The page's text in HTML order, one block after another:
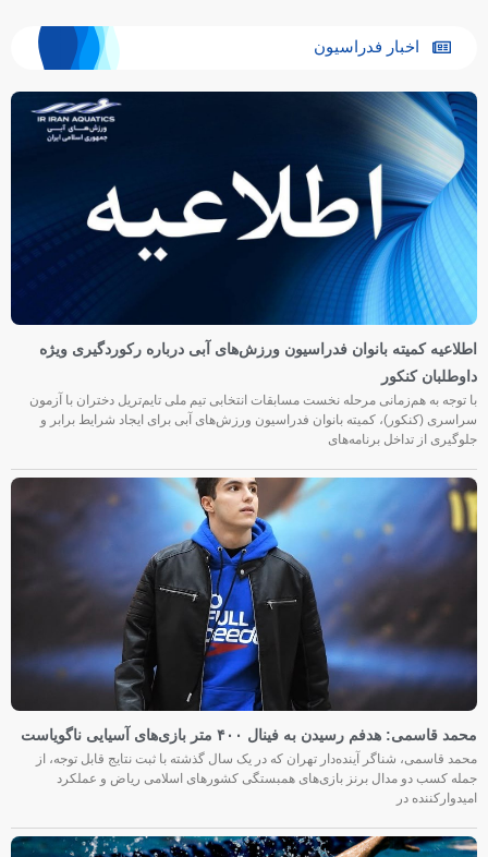
اخبار فدراسیون
اطلاعیه کمیته بانوان فدراسیون ورزش‌های آبی درباره رکوردگیری ویژه
داوطلبان کنکور
با توجه به هم‌زمانی مرحله نخست مسابقات انتخابی تیم ملی تایم‌تریل دختران با آزمون
سراسری (کنکور)، کمیته بانوان فدراسیون ورزش‌های آبی برای ایجاد شرایط برابر و
جلوگیری از تداخل برنامه‌های
محمد قاسمی: هدفم رسیدن به فینال ۴۰۰ متر بازی‌های آسیایی ناگویاست
محمد قاسمی، شناگر آینده‌دار تهران که در یک سال گذشته با ثبت نتایج قابل توجه، از
جمله کسب دو مدال برنز بازی‌های همبستگی کشورهای اسلامی ریاض و عملکرد
امیدوارکننده در